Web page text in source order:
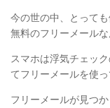
今の世の中、とって
無料のフリーメール
スマホは浮気チェッ
てフリーメールを使
フリーメールが見つ